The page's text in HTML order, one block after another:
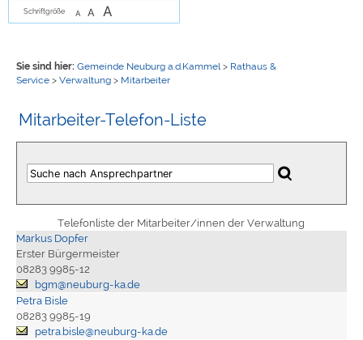
Schriftgröße A A A
Sie sind hier: Gemeinde Neuburg a.d.Kammel > Rathaus &
Service> Verwaltung> Mitarbeiter
Mitarbeiter-Telefon-Liste
Telefonliste der Mitarbeiter/innen der Verwaltung
Markus Dopfer
Erster Bürgermeister
08283 9985-12
bgm@neuburg-ka.de
Petra Bisle
08283 9985-19
petra.bisle@neuburg-ka.de